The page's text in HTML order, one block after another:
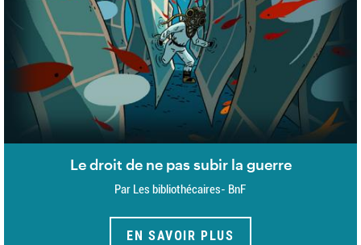
Le droit de ne pas subir la guerre
Par Les bibliothécaires- BnF
EN SAVOIR PLUS